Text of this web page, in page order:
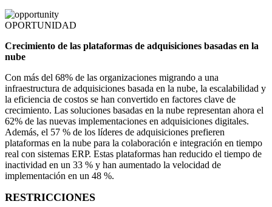
OPORTUNIDAD
Crecimiento de las plataformas de adquisiciones basadas en la
nube
Con más del 68% de las organizaciones migrando a una
infraestructura de adquisiciones basada en la nube, la escalabilidad y
la eficiencia de costos se han convertido en factores clave de
crecimiento. Las soluciones basadas en la nube representan ahora el
62% de las nuevas implementaciones en adquisiciones digitales.
Además, el 57 % de los líderes de adquisiciones prefieren
plataformas en la nube para la colaboración e integración en tiempo
real con sistemas ERP. Estas plataformas han reducido el tiempo de
inactividad en un 33 % y han aumentado la velocidad de
implementación en un 48 %.
RESTRICCIONES